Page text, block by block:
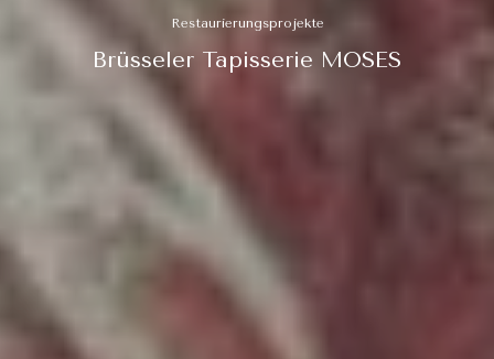
Restaurierungsprojekte
Brüsseler Tapisserie MOSES